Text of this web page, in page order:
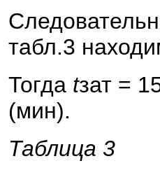
табл.3
Тогда tзат =
(мин).
Таблица 3